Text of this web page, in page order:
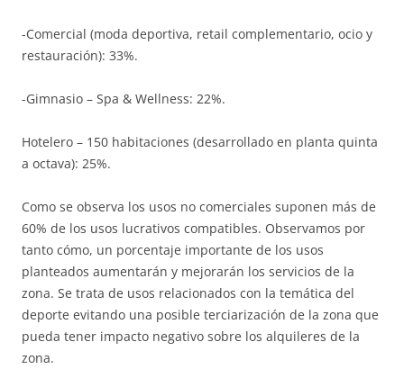
-Comercial (moda deportiva, retail complementario, ocio y
restauración): 33%.
-Gimnasio – Spa & Wellness: 22%.
Hotelero – 150 habitaciones (desarrollado en planta quinta
a octava): 25%.
Como se observa los usos no comerciales suponen más de
60% de los usos lucrativos compatibles. Observamos por
tanto cómo, un porcentaje importante de los usos
planteados aumentarán y mejorarán los servicios de la
zona. Se trata de usos relacionados con la temática del
deporte evitando una posible terciarización de la zona que
pueda tener impacto negativo sobre los alquileres de la
zona.